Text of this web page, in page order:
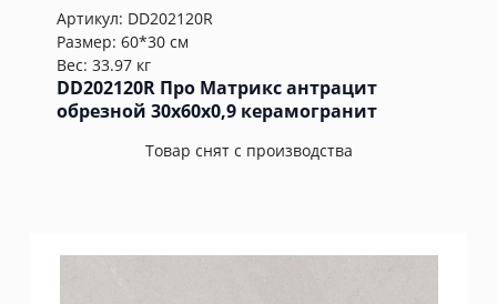
Артикул: DD202120R
Размер: 60*30 см
Вес: 33.97 кг
DD202120R Про Матрикс антрацит
обрезной 30x60x0,9 керамогранит
Товар снят с производства